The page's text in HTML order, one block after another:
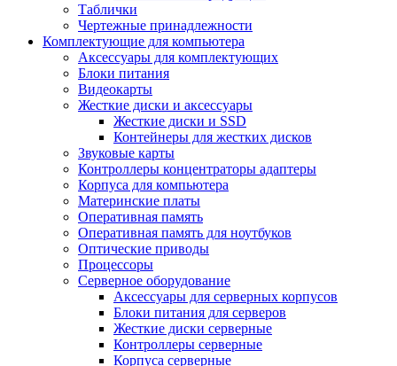
Таблички
Чертежные принадлежности
Комплектующие для компьютера
Аксессуары для комплектующих
Блоки питания
Видеокарты
Жесткие диски и аксессуары
Жесткие диски и SSD
Контейнеры для жестких дисков
Звуковые карты
Контроллеры концентраторы адаптеры
Корпуса для компьютера
Материнские платы
Оперативная память
Оперативная память для ноутбуков
Оптические приводы
Процессоры
Серверное оборудование
Аксессуары для серверных корпусов
Блоки питания для серверов
Жесткие диски серверные
Контроллеры серверные
Корпуса серверные